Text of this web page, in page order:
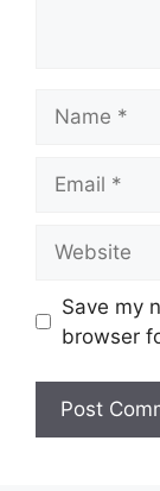
Save my
browser